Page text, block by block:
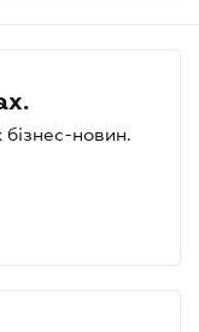
бізнес-новин.